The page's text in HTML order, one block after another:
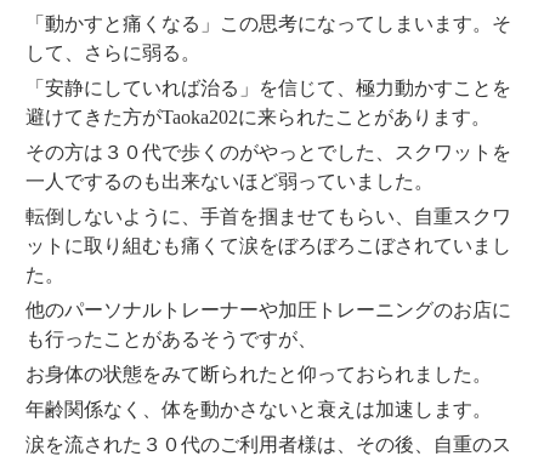
「動かすと痛くなる」この思考になってしまいます。そ
して、さらに弱る。
「安静にしていれば治る」を信じて、極力動かすことを
避けてきた方がTaoka202に来られたことがあります。
その方は３０代で歩くのがやっとでした、スクワットを
一人でするのも出来ないほど弱っていました。
転倒しないように、手首を掴ませてもらい、自重スクワ
ットに取り組むも痛くて涙をぼろぼろこぼされていまし
た。
他のパーソナルトレーナーや加圧トレーニングのお店に
も行ったことがあるそうですが、
お身体の状態をみて断られたと仰っておられました。
年齢関係なく、体を動かさないと衰えは加速します。
涙を流された３０代のご利用者様は、その後、自重のス